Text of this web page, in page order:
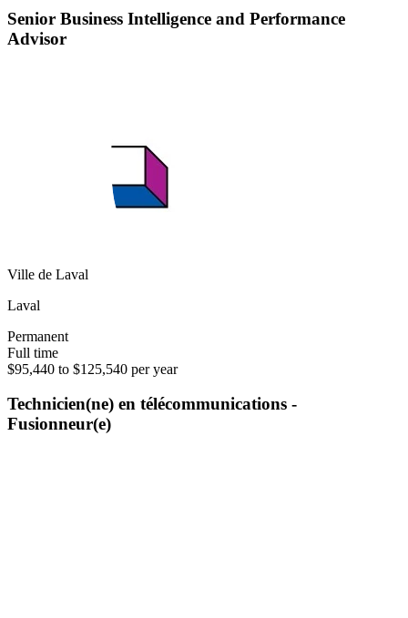
Senior Business Intelligence and Performance
Advisor
Ville de Laval
Laval
Permanent
Full time
$95,440 to $125,540 per year
Technicien(ne) en télécommunications -
Fusionneur(e)